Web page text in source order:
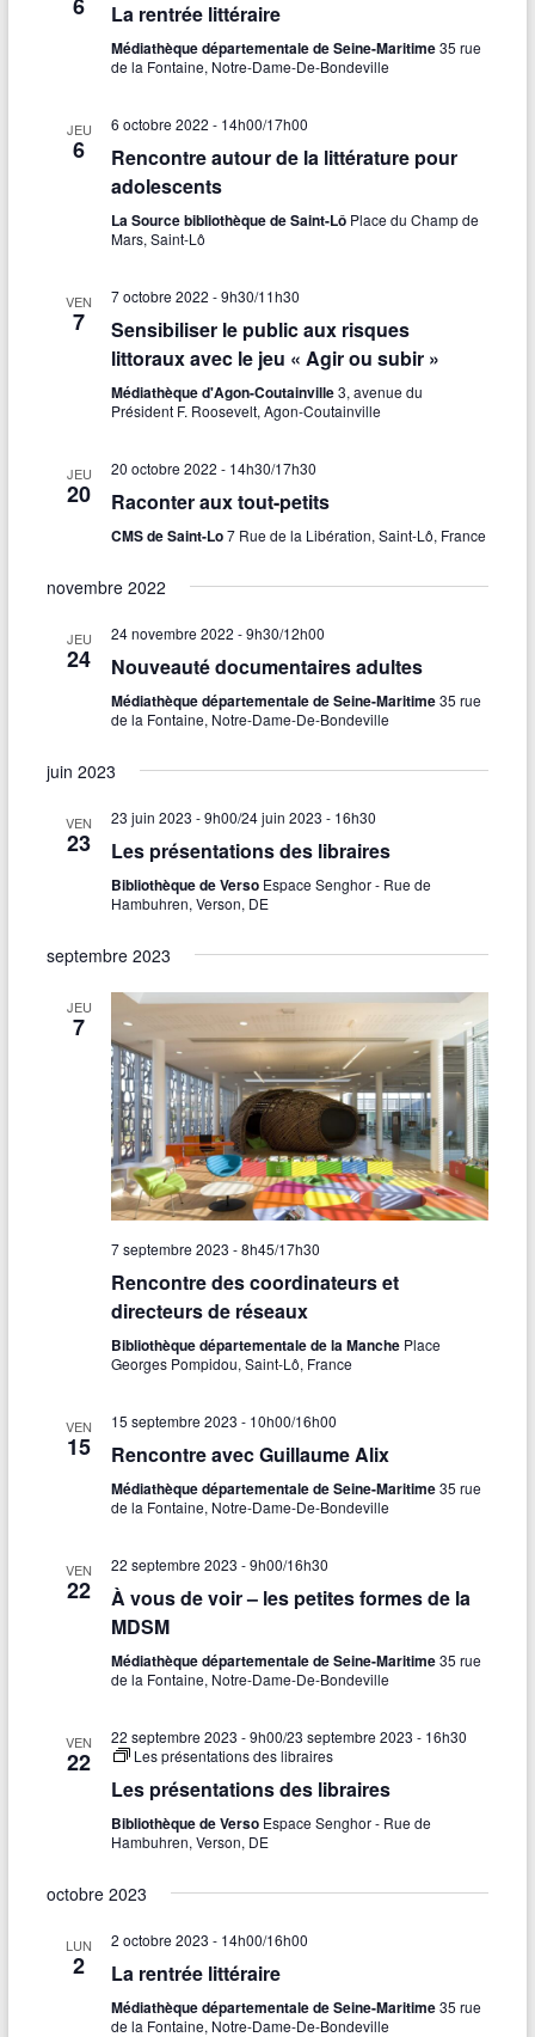
La rentrée littéraire
Médiathèque départementale de Seine-Maritime35 rue
de la Fontaine, Notre-Dame-De-Bondeville
JEU
6
6 octobre 2022 - 14h00/17h00
Rencontre autour de la littérature pour
adolescents
La Source bibliothèque de Saint-Lô Place du Champ de
Mars, Saint-Lô
VEN
7
7 octobre 2022 - 9h30/11h30
Sensibiliser le public aux risques
littoraux avec le jeu « Agir ou subir »
Médiathèque d'Agon-Coutainville3, avenue du
Président F. Roosevelt, Agon-Coutainville
JEU
20
20 octobre 2022 - 14h30/17h30
Raconter aux tout-petits
CMS de Saint-Lo7 Rue de la Libération, Saint-Lô, France
novembre 2022
JEU
24
24 novembre 2022 - 9h30/12h00
Nouveauté documentaires adultes
Médiathèque départementale de Seine-Maritime35 rue
de la Fontaine, Notre-Dame-De-Bondeville
juin 2023
VEN
23
23 juin 2023 - 9h00/24 juin 2023 - 16h30
Les présentations des libraires
Bibliothèque de Verso Espace Senghor - Rue de
Hambuhren, Verson, DE
septembre 2023
JEU
7
7 septembre 2023 - 8h45/17h30
Rencontre des coordinateurs et
directeurs de réseaux
Bibliothèque départementale de la Manche Place
Georges Pompidou, Saint-Lô, France
VEN
15
15 septembre 2023 - 10h00/16h00
Rencontre avec Guillaume Alix
Médiathèque départementale de Seine-Maritime35 rue
de la Fontaine, Notre-Dame-De-Bondeville
VEN
22
22 septembre 2023 - 9h00/16h30
À vous de voir – les petites formes de la
MDSM
Médiathèque départementale de Seine-Maritime35 rue
de la Fontaine, Notre-Dame-De-Bondeville
VEN
22
22 septembre 2023 - 9h00/23 septembre 2023 - 16h30
Les présentations des libraires
Les présentations des libraires
Bibliothèque de Verso Espace Senghor - Rue de
Hambuhren, Verson, DE
octobre 2023
LUN
2
2 octobre 2023 - 14h00/16h00
La rentrée littéraire
Médiathèque départementale de Seine-Maritime35 rue
de la Fontaine, Notre-Dame-De-Bondeville